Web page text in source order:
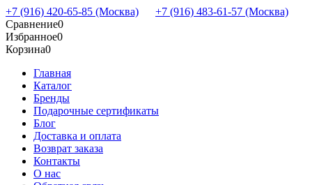
+7 (916) 420-65-85 (Москва) +7 (916) 483-61-57 (Москва)
Сравнение0
Избранное0
Корзина0
Главная
Каталог
Бренды
Подарочные сертификаты
Блог
Доставка и оплата
Возврат заказа
Контакты
О нас